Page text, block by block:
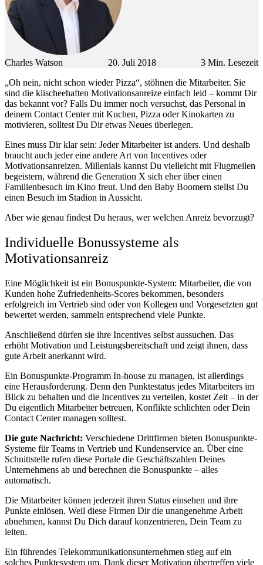
Charles Watson 20. Juli 2018 3 Min. Lesezeit
„Oh nein, nicht schon wieder Pizza“, stöhnen die Mitarbeiter. Sie
sind die klischeehaften Motivationsanreize einfach leid – kommt Dir
das bekannt vor? Falls Du immer noch versuchst, das Personal in
deinem Contact Center mit Kuchen, Pizza oder Kinokarten zu
motivieren, solltest Du Dir etwas Neues überlegen.
Eines muss Dir klar sein: Jeder Mitarbeiter ist anders. Und deshalb
braucht auch jeder eine andere Art von Incentives oder
Motivationsanreizen. Millenials kannst Du vielleicht mit Flugmeilen
begeistern, während die Generation X sich eher über einen
Familienbesuch im Kino freut. Und den Baby Boomern stellst Du
einen Besuch im Stadion in Aussicht.
Aber wie genau findest Du heraus, wer welchen Anreiz bevorzugt?
Individuelle Bonussysteme als
Motivationsanreiz
Eine Möglichkeit ist ein Bonuspunkte-System: Mitarbeiter, die von
Kunden hohe Zufriedenheits-Scores bekommen, besonders
erfolgreich im Vertrieb sind oder von Kollegen und Vorgesetzten gut
bewertet werden, sammeln entsprechend viele Punkte.
Anschließend dürfen sie ihre Incentives selbst aussuchen. Das
erhöht Motivation und Leistungsbereitschaft und zeigt ihnen, dass
gute Arbeit anerkannt wird.
Ein Bonuspunkte-Programm In-house zu managen, ist allerdings
eine Herausforderung. Denn den Punktestatus jedes Mitarbeiters im
Blick zu behalten und die Incentives zu verteilen, kostet Zeit – in der
Du eigentlich Mitarbeiter betreuen, Konflikte schlichten oder Dein
Contact Center managen solltest.
Die gute Nachricht: Verschiedene Drittfirmen bieten Bonuspunkte-
Systeme für Teams in Vertrieb und Kundenservice an. Über eine
Schnittstelle rufen diese Portale die Geschäftszahlen Deines
Unternehmens ab und berechnen die Bonuspunkte – alles
automatisch.
Die Mitarbeiter können jederzeit ihren Status einsehen und ihre
Punkte einlösen. Weil diese Firmen Dir die unangenehme Arbeit
abnehmen, kannst Du Dich darauf konzentrieren, Dein Team zu
leiten.
Ein führendes Telekommunikationsunternehmen stieg auf ein
solches Punktesystem um. Dank dieser Motivation übertreffen viele